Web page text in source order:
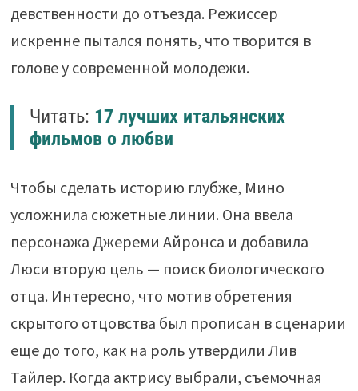
девственности до отъезда. Режиссер
искренне пытался понять, что творится в
голове у современной молодежи.
Читать: 17 лучших итальянских
фильмов о любви
Чтобы сделать историю глубже, Мино
усложнила сюжетные линии. Она ввела
персонажа Джереми Айронса и добавила
Люси вторую цель — поиск биологического
отца. Интересно, что мотив обретения
скрытого отцовства был прописан в сценарии
еще до того, как на роль утвердили Лив
Тайлер. Когда актрису выбрали, съемочная